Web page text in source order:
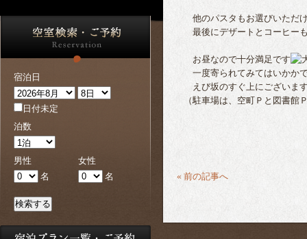
宿泊日
日付未定
泊数
男性
名
女性
名
検索する
他のパスタもお選びいただ
最後にデザートとコーヒー
お昼なので十分満足です
一度寄られてみてはいかか
えび坂のすぐ上にございま
（駐車場は、空町Ｐと図書館
« 前の記事へ